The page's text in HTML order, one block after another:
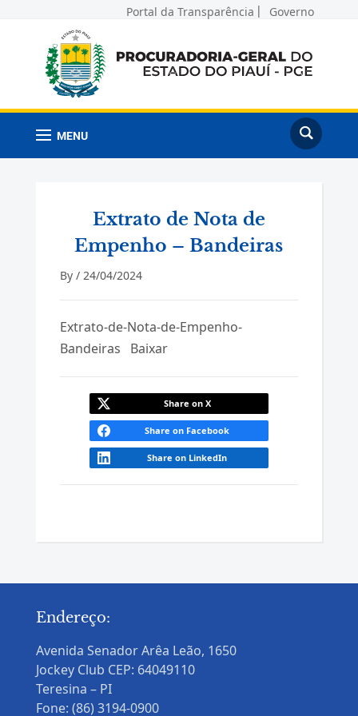
Portal da Transparência Governo
MENU
Extrato de Nota de
Empenho – Bandeiras
By / 24/04/2024
Extrato-de-Nota-de-Empenho-
Bandeiras
Baixar
Share on X
Share on Facebook
Share on LinkedIn
Endereço:
Avenida Senador Arêa Leão, 1650
Jockey Club CEP: 64049110
Teresina – PI
Fone: (86) 3194-0900